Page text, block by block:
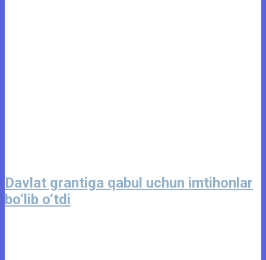
Davlat grantiga qabul uchun imtihonlar
bo‘lib o‘tdi